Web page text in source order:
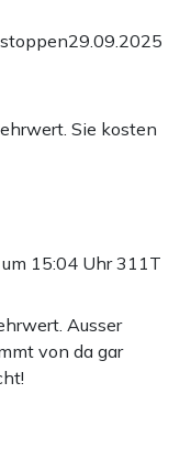
29.09.2025
Sie kosten
15:04 Uhr311T
Ausser
von da gar